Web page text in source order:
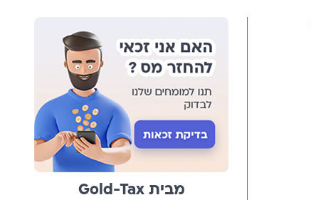
מבית Gold-Tax